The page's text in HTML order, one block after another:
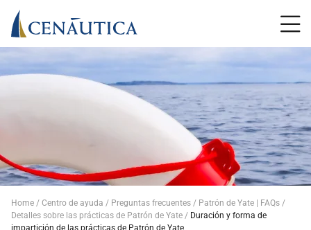
Home Centro de ayuda Preguntas frecuentes
Patrón de Yate | FAQs
Detalles sobre las prácticas de Patrón de Yate
Duración y forma de
impartición de las prácticas de Patrón de Yate